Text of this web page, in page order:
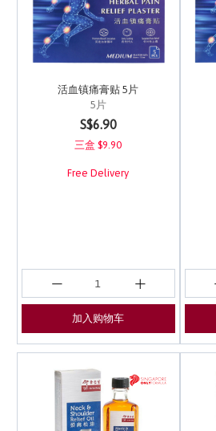
活血镇痛膏贴 5片
5片
4.9 out of 5 Customer Rating
S$6.90
三盒 $9.90
Free Delivery
加入购物车